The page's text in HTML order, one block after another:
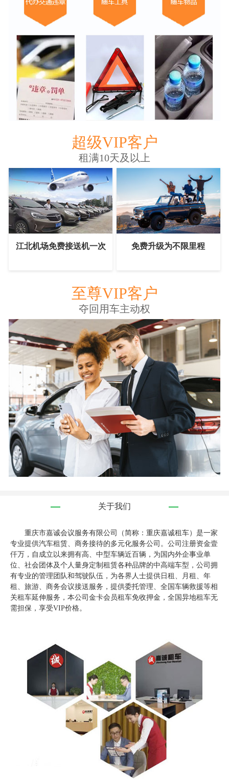
超级VIP客户
租满10天及以上
江北机场免费接送机一次 免费升级为不限里程
至尊VIP客户
夺回用车主动权
关于我们
重庆市嘉诚会议服务有限公司（简称：重庆嘉诚租车）是一家
专业提供汽车租赁、商务接待的多元化服务公司。公司注册资金壹
仟万，自成立以来拥有高、中型车辆近百辆，为国内外企事业单
位、社会团体及个人量身定制租赁各种品牌的中高端车型，公司拥
有专业的管理团队和驾驶队伍，为各界人士提供日租、月租、年
租、旅游、商务会议接送服务，提供委托管理、全国车辆救援等相
关租车延伸服务，本公司金卡会员租车免收押金，全国异地租车无
需担保，享受VIP价格。